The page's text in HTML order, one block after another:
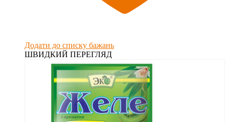
Додати до списку бажань
ШВИДКИЙ ПЕРЕГЛЯД